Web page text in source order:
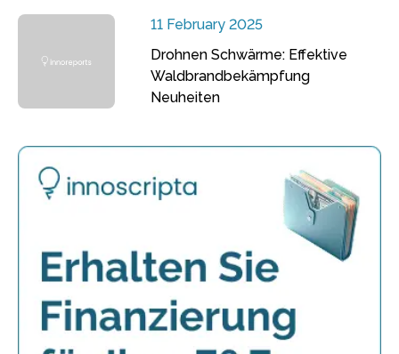
11 February 2025
Drohnen Schwärme: Effektive
Waldbrandbekämpfung
Neuheiten